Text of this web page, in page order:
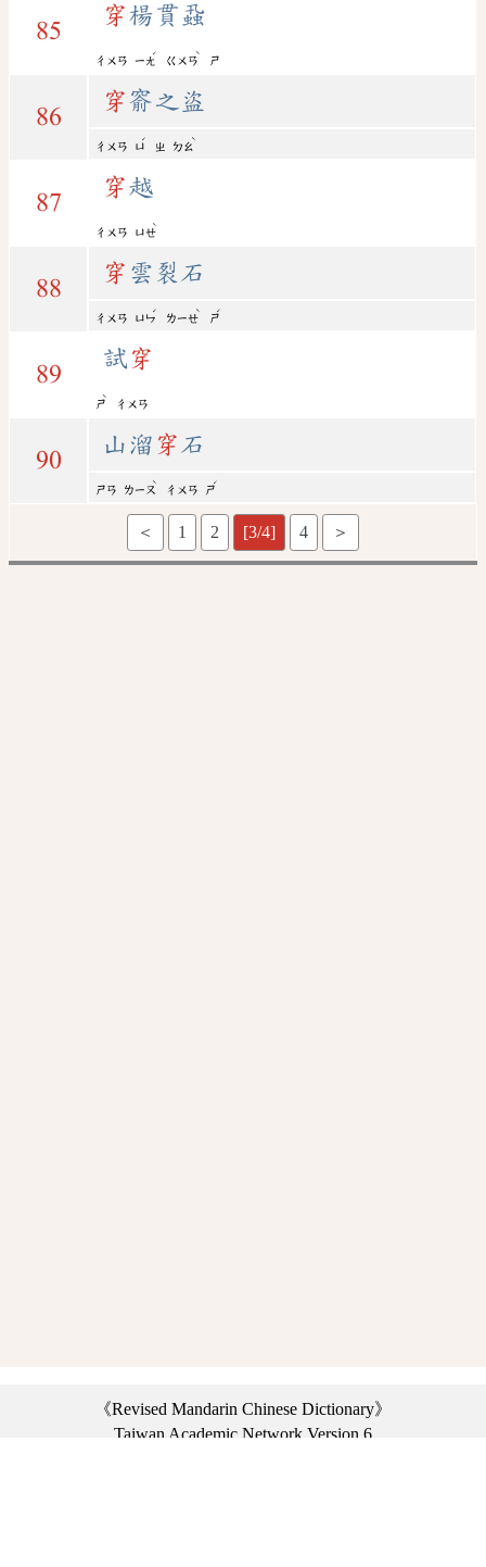
85
穿楊貫蝨
ㄔㄨㄢ ㄧㄤ
ˊ
ㄍㄨㄢ
ˋ
ㄕ
86
穿窬之盜
ㄔㄨㄢ ㄩ
ˊ
ㄓ ㄉㄠ
ˋ
87
穿越
ㄔㄨㄢ ㄩㄝ
ˋ
88
穿 雲裂石
ㄔㄨㄢ ㄩㄣ
ˊ
ㄌㄧㄝ
ˋ
ㄕ
ˊ
89
試 穿
ㄕ
ˋ
ㄔㄨㄢ
90
山溜 穿石
ㄕㄢ ㄌㄧㄡ
ˋ
ㄔㄨㄢ ㄕ
ˊ
＜ 1 2 [3/4] 4 ＞
《Revised Mandarin Chinese Dictionary》
Taiwan Academic Network Version 6